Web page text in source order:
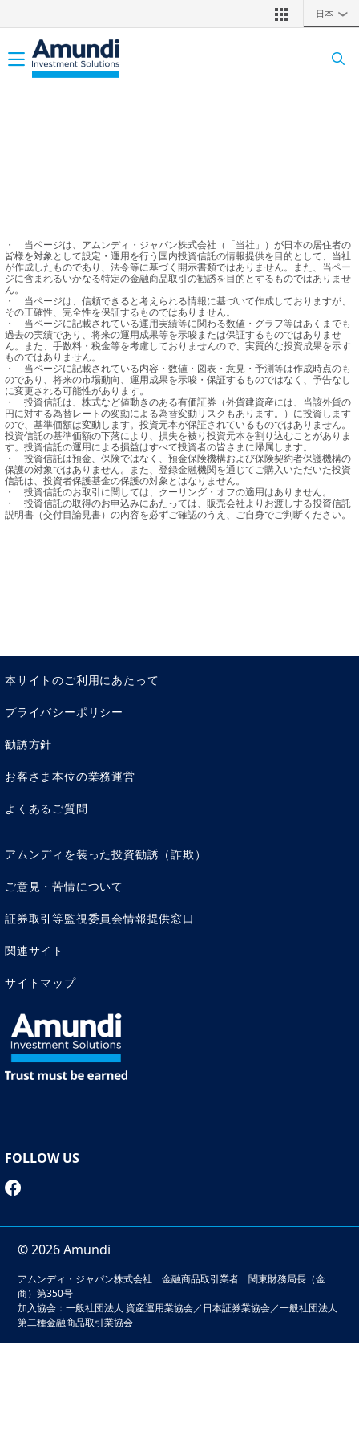
日本 ❯
Toggle navigation
・	当ページは、アムンディ・ジャパン株式会社（「当社」）が日本の居住者の
皆様を対象として設定・運用を行う国内投資信託の情報提供を目的として、当社
が作成したものであり、法令等に基づく開示書類ではありません。また、当ペー
ジに含まれるいかなる特定の金融商品取引の勧誘を目的とするものではありませ
ん。
・	当ページは、信頼できると考えられる情報に基づいて作成しておりますが、
その正確性、完全性を保証するものではありません。
・	当ページに記載されている運用実績等に関わる数値・グラフ等はあくまでも
過去の実績であり、将来の運用成果等を示唆または保証するものではありませ
ん。また、手数料・税金等を考慮しておりませんので、実質的な投資成果を示す
ものではありません。
・	当ページに記載されている内容・数値・図表・意見・予測等は作成時点のも
のであり、将来の市場動向、運用成果を示唆・保証するものではなく、予告なし
に変更される可能性があります。
・	投資信託は、株式など値動きのある有価証券（外貨建資産には、当該外貨の
円に対する為替レートの変動による為替変動リスクもあります。）に投資します
ので、基準価額は変動します。投資元本が保証されているものではありません。
投資信託の基準価額の下落により、損失を被り投資元本を割り込むことがありま
す。投資信託の運用による損益はすべて投資者の皆さまに帰属します。
・	投資信託は預金、保険ではなく、預金保険機構および保険契約者保護機構の
保護の対象ではありません。また、登録金融機関を通じてご購入いただいた投資
信託は、投資者保護基金の保護の対象とはなりません。
・	投資信託のお取引に関しては、クーリング・オフの適用はありません。
・	投資信託の取得のお申込みにあたっては、販売会社よりお渡しする投資信託
説明書（交付目論見書）の内容を必ずご確認のうえ、ご自身でご判断ください。
本サイトのご利用にあたって
プライバシーポリシー
勧誘方針
お客さま本位の業務運営
よくあるご質問
アムンディを装った投資勧誘（詐欺）
ご意見・苦情について
証券取引等監視委員会情報提供窓口
関連サイト
サイトマップ
FOLLOW US
© 2026 Amundi
アムンディ・ジャパン株式会社 金融商品取引業者 関東財務局長（金
商）第350号
加入協会：一般社団法人 資産運用業協会／日本証券業協会／一般社団法人
第二種金融商品取引業協会